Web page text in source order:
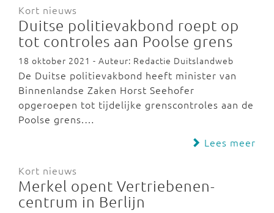
Kort nieuws
Duitse politievakbond roept op
tot controles aan Poolse grens
18 oktober 2021 - Auteur: Redactie Duitslandweb
De Duitse politievakbond heeft minister van
Binnenlandse Zaken Horst Seehofer
opgeroepen tot tijdelijke grenscontroles aan de
Poolse grens.…
Lees meer
Kort nieuws
Merkel opent Vertriebenen-
centrum in Berlijn